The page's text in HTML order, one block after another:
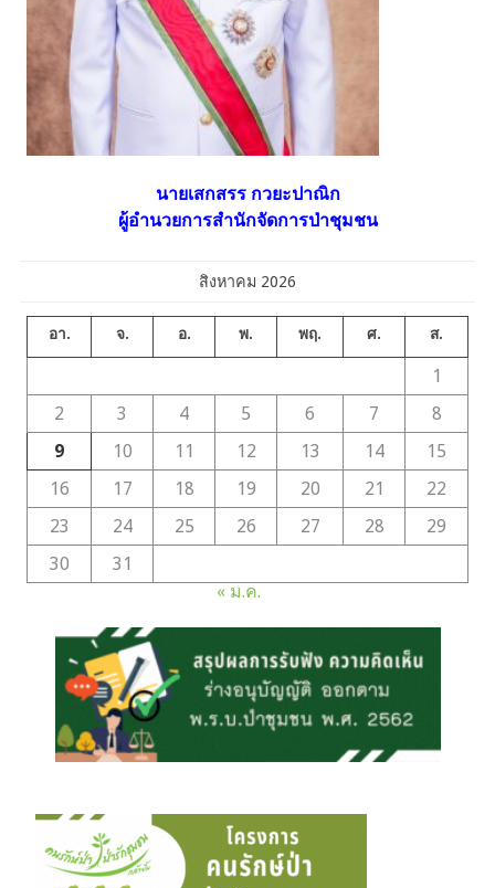
นายเสกสรร กวยะปาณิก
ผู้อำนวยการสำนักจัดการป่าชุมชน
สิงหาคม 2026
อา. จ. อ. พ. พฤ. ศ. ส.
1
2
3 4 5 6 7
8
9
10 11 12 13 14
15
16
17 18 19 20 21
22
23
24 25 26 27 28
29
30
31
« ม.ค.